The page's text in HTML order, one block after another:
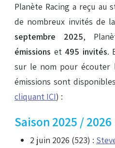
Planète Racing a reçu au
de nombreux invités de
septembre 2025,
émissions et 495 invités.
sur le nom pour écouter
émissions sont disponibles
cliquant ICI) :
Saison 2025 / 2026
2 juin 2026 (523) :